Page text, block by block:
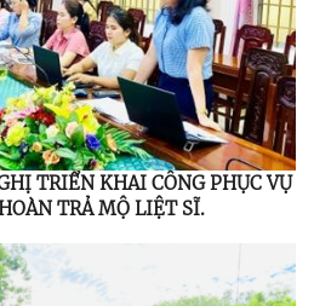
TRIỂN KHAI CÔNG PHỤC VỤ
TRẢ MỘ LIỆT SĨ.